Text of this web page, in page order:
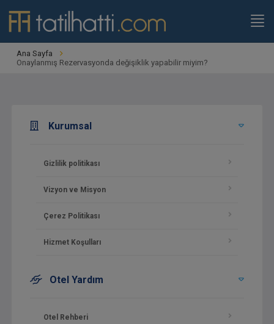
Ana Sayfa
Onaylanmış Rezervasyonda değişiklik yapabilir miyim?
Kurumsal
Gizlilik politikası
Vizyon ve Misyon
Çerez Politikası
Hizmet Koşulları
Otel Yardım
Otel Rehberi